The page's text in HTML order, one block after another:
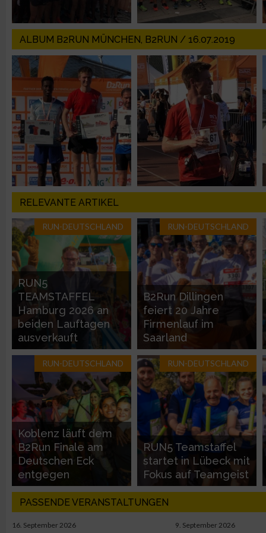
ALBUM B2RUN MÜNCHEN, B2RUN / 16.07.2019
RELEVANTE ARTIKEL
RUN-DEUTSCHLAND
RUN5
TEAMSTAFFEL
Hamburg 2026 an
beiden Lauftagen
ausverkauft
RUN-DEUTSCHLAND
B2Run Dillingen
feiert 20 Jahre
Firmenlauf im
Saarland
RUN-DEUTSCHLAND
Koblenz läuft dem
B2Run Finale am
Deutschen Eck
entgegen
RUN-DEUTSCHLAND
RUN5 Teamstaffel
startet in Lübeck mit
Fokus auf Teamgeist
PASSENDE VERANSTALTUNGEN
16. September 2026 9. September 2026
Messung der Werbeleistung
Messung der Performance von Inhalten
Analyse von Zielgruppen durch Statistiken oder Kombinationen
verschiedenen Quellen
Entwicklung und Verbesserung der Angebote
Verwendung reduzierter Daten zur Auswahl von Inhalten
IAB-Besonderheiten:
Verwendung genauer Standortdaten
Geräte anhand von aktiv angeforderten Informationen
Nicht-IAB-Verarbeitungszwecke:
Notwendig
Performance
Funktional
Werbung